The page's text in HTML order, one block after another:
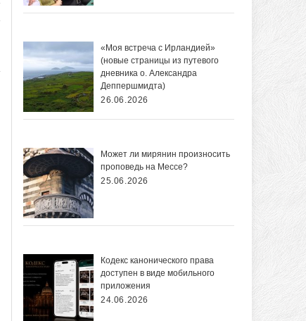
«Моя встреча с Ирландией»
(новые страницы из путевого
дневника о. Александра
Деппершмидта)
26.06.2026
Может ли мирянин произносить
проповедь на Мессе?
25.06.2026
Кодекс канонического права
доступен в виде мобильного
приложения
24.06.2026